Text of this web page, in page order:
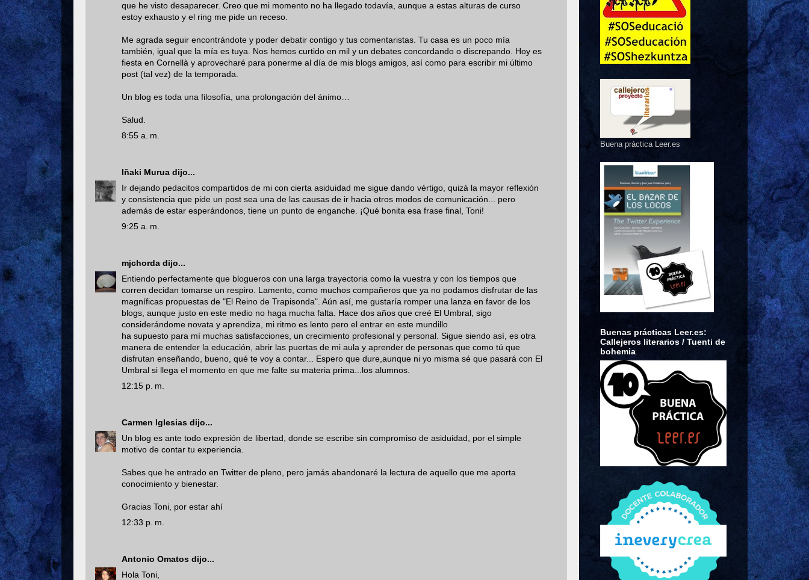
que he visto desaparecer. Creo que mi momento no ha llegado todavía, aunque a estas alturas de curso
estoy exhausto y el ring me pide un receso.
Me agrada seguir encontrándote y poder debatir contigo y tus comentaristas. Tu casa es un poco mía
también, igual que la mía es tuya. Nos hemos curtido en mil y un debates concordando o discrepando. Hoy es
fiesta en Cornellà y aprovecharé para ponerme al día de mis blogs amigos, así como para escribir mi último
post (tal vez) de la temporada.
Un blog es toda una filosofía, una prolongación del ánimo…
Salud.
8:55 a. m.
Iñaki Murua dijo...
Ir dejando pedacitos compartidos de mi con cierta asiduidad me sigue dando vértigo, quizá la mayor reflexión
y consistencia que pide un post sea una de las causas de ir hacia otros modos de comunicación... pero
además de estar esperándonos, tiene un punto de enganche. ¡Qué bonita esa frase final, Toni!
9:25 a. m.
mjchorda dijo...
Entiendo perfectamente que blogueros con una larga trayectoria como la vuestra y con los tiempos que
corren decidan tomarse un respiro. Lamento, como muchos compañeros que ya no podamos disfrutar de las
magníficas propuestas de "El Reino de Trapisonda". Aún así, me gustaría romper una lanza en favor de los
blogs, aunque justo en este medio no haga mucha falta. Hace dos años que creé El Umbral, sigo
considerándome novata y aprendiza, mi ritmo es lento pero el entrar en este mundillo
ha supuesto para mí muchas satisfacciones, un crecimiento profesional y personal. Sigue siendo así, es otra
manera de entender la educación, abrir las puertas de mi aula y aprender de personas que como tú que
disfrutan enseñando, bueno, qué te voy a contar... Espero que dure,aunque ni yo misma sé que pasará con El
Umbral si llega el momento en que me falte su materia prima...los alumnos.
12:15 p. m.
Carmen Iglesias dijo...
Un blog es ante todo expresión de libertad, donde se escribe sin compromiso de asiduidad, por el simple
motivo de contar tu experiencia.
Sabes que he entrado en Twitter de pleno, pero jamás abandonaré la lectura de aquello que me aporta
conocimiento y bienestar.
Gracias Toni, por estar ahí
12:33 p. m.
Antonio Omatos dijo...
Hola Toni,
Buena práctica Leer.es
Buenas prácticas Leer.es:
Callejeros literarios / Tuenti de
bohemia